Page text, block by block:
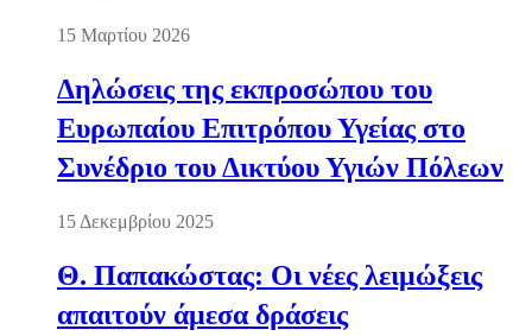
15 Μαρτίου 2026
Δηλώσεις της εκπροσώπου του
Ευρωπαίου Επιτρόπου Υγείας στο
Συνέδριο του Δικτύου Υγιών Πόλεων
15 Δεκεμβρίου 2025
Θ. Παπακώστας: Οι νέες λειμώξεις
απαιτούν άμεσα δράσεις